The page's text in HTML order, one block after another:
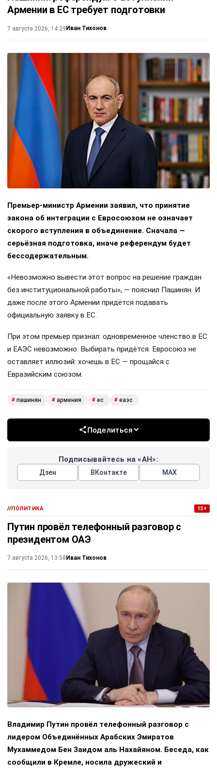
Армении в ЕС требует подготовки
7 августа 2026, 14:29 Иван Тихонов
Премьер-министр Армении заявил, что принятие
закона об интеграции с Евросоюзом не означает
скорого вступления в объединение. Сначала —
серьёзная подготовка, иначе референдум будет
бессодержательным.
«Невозможно вывести этот вопрос на решение граждан
без институциональной работы», — пояснил Пашинян. И
даже после этого Армении придётся подавать
официальную заявку в ЕС.
При этом премьер признал: одновременное членство в ЕС
и ЕАЭС невозможно. Выбирать придётся. Евросоюз не
оставляет иллюзий: хочешь в ЕС — прощайся с
Евразийским союзом.
# пашинян # армения # ес # еаэс
Поделиться
Подписывайтесь на «АН»:
Дзен ВКонтакте МАХ
//ПОЛИТИКА 13+
Путин провёл телефонный разговор с
президентом ОАЭ
7 августа 2026, 13:58Иван Тихонов
Владимир Путин провёл телефонный разговор с
лидером Объединённых Арабских Эмиратов
Мухаммедом Бен Заидом аль Нахайяном. Беседа, как
сообщили в Кремле, носила дружеский и